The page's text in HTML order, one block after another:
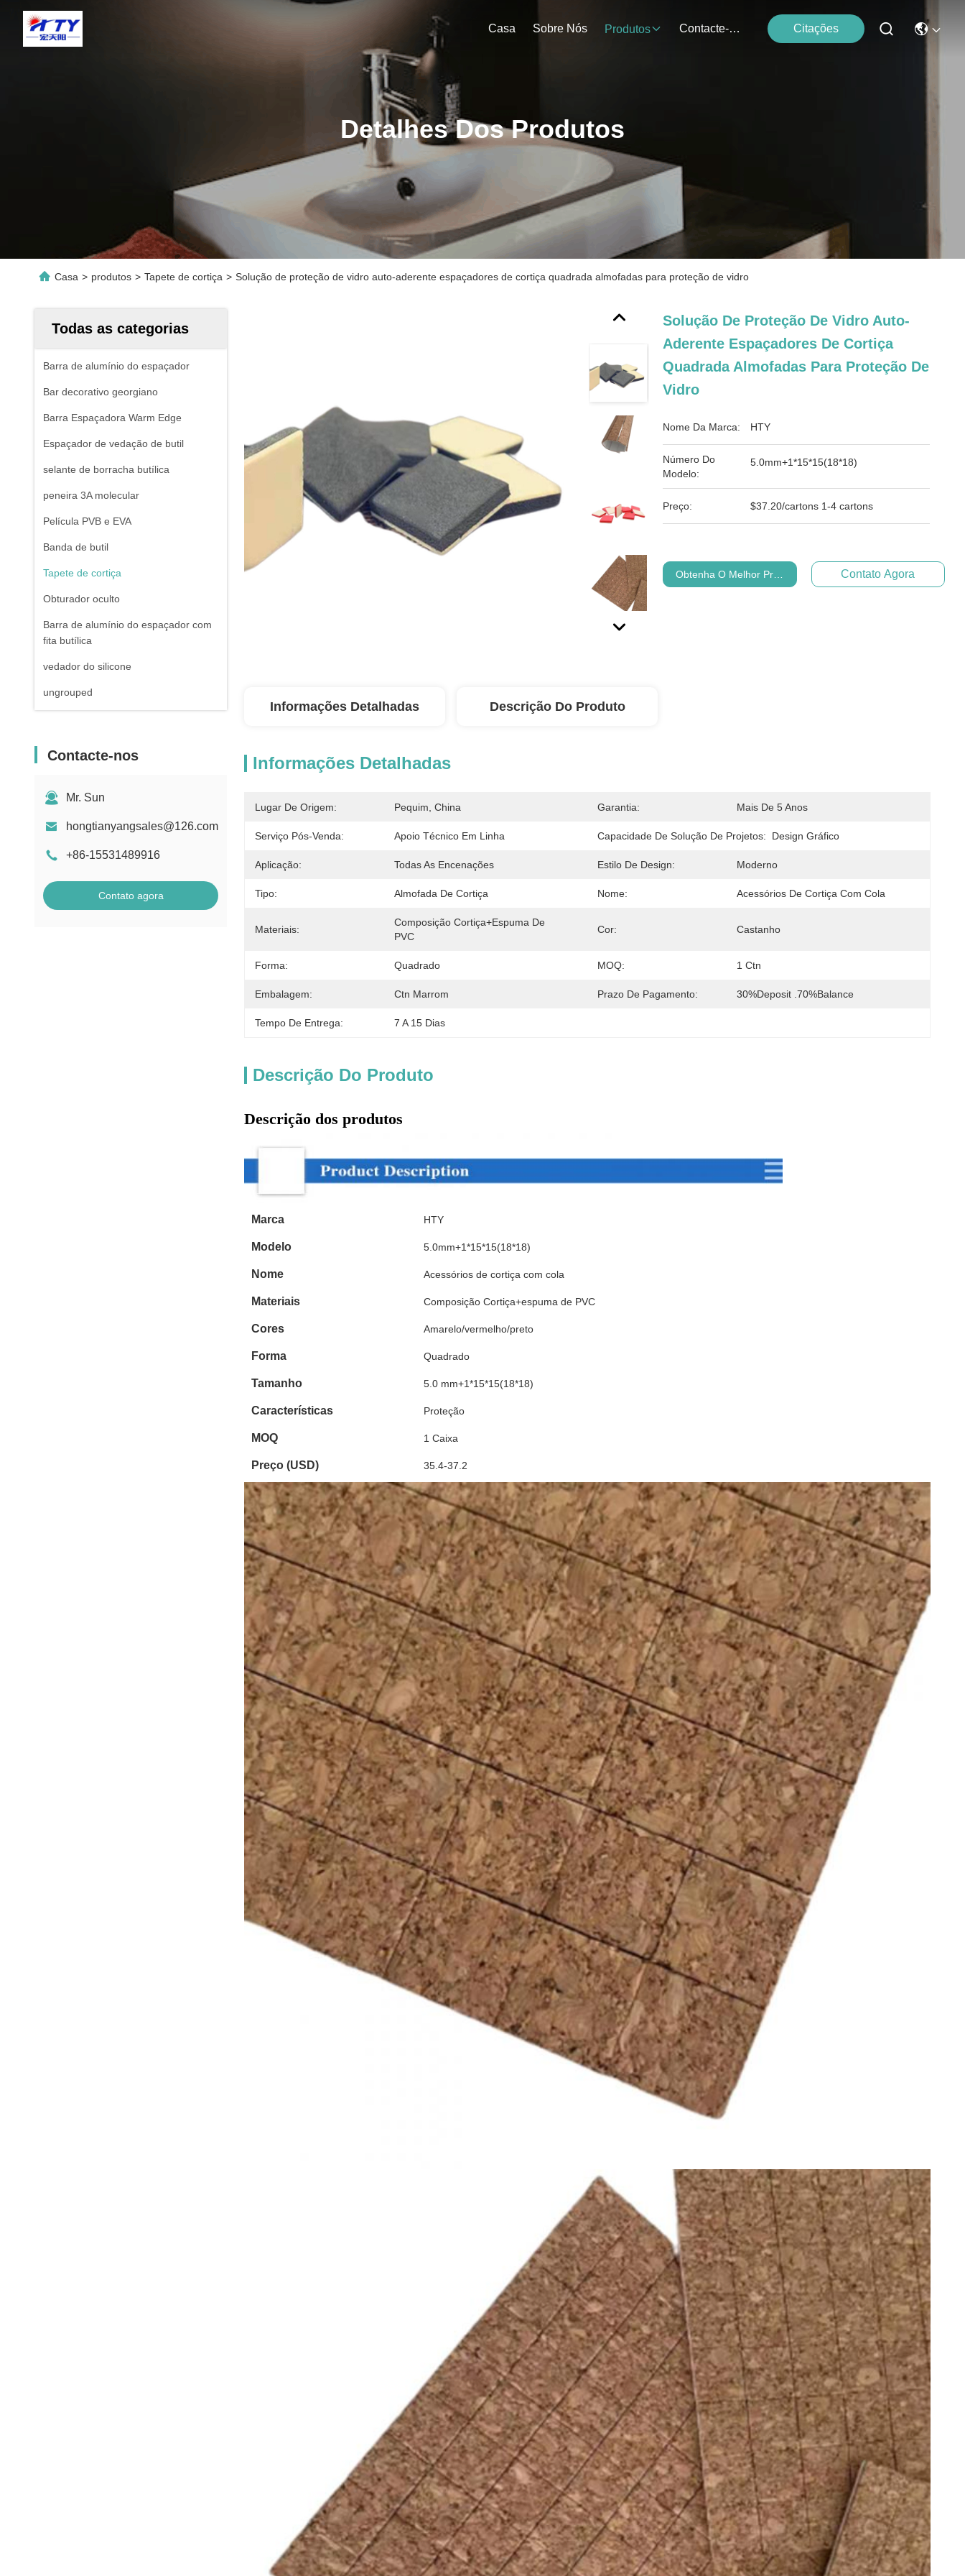
Casa Sobre Nós Produtos Contacte-Nos Citações
Detalhes Dos Produtos
Casa > produtos > Tapete de cortiça > Solução de proteção de vidro auto-aderente espaçadores de cortiça quadrada almofadas para proteção de vidro
Todas as categorias
Barra de alumínio do espaçador
Bar decorativo georgiano
Barra Espaçadora Warm Edge
Espaçador de vedação de butil
selante de borracha butílica
peneira 3A molecular
Película PVB e EVA
Banda de butil
Tapete de cortiça
Obturador oculto
Barra de alumínio do espaçador com
fita butílica
vedador do silicone
ungrouped
Contacte-nos
Mr. Sun
hongtianyangsales@126.com
+86-15531489916
Contato agora
Solução De Proteção De Vidro Auto-
Aderente Espaçadores De Cortiça
Quadrada Almofadas Para Proteção De
Vidro
Nome Da Marca: HTY
Número Do
Modelo:
5.0mm+1*15*15(18*18)
Preço: $37.20/cartons 1-4 cartons
Obtenha O Melhor Preço Contato Agora
Informações Detalhadas Descrição Do Produto
Informações Detalhadas
Lugar De Origem: Pequim, China Garantia: Mais De 5 Anos
Serviço Pós-Venda: Apoio Técnico Em Linha Capacidade De Solução De Projetos: Design Gráfico
Aplicação: Todas As Encenações Estilo De Design: Moderno
Tipo: Almofada De Cortiça Nome: Acessórios De Cortiça Com Cola
Materiais:
Composição Cortiça+espuma De
PVC
Cor: Castanho
Forma: Quadrado MOQ: 1 Ctn
Embalagem: Ctn Marrom Prazo De Pagamento: 30%deposit .70%balance
Tempo De Entrega: 7 A 15 Dias
Descrição Do Produto
Descrição dos produtos
Marca HTY
Modelo 5.0mm+1*15*15(18*18)
Nome Acessórios de cortiça com cola
Materiais Composição Cortiça+espuma de PVC
Cores Amarelo/vermelho/preto
Forma Quadrado
Tamanho 5.0 mm+1*15*15(18*18)
Características Proteção
MOQ 1 Caixa
Preço (USD) 35.4-37.2